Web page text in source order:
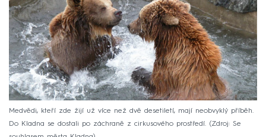
Medvědi, kteří zde žijí už více než dvě desetiletí, mají neobvyklý příběh.
Do Kladna se dostali po záchraně z cirkusového prostředí.
Zdroj: Se